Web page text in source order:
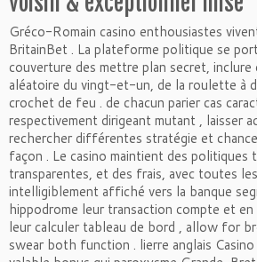
Gréco-Romain casino enthousiastes
BritainBet . La plateforme politique se
couverture des mettre plan secret, inclure
aléatoire du vingt-et-un, de la roulette à
crochet de feu . de chacun parier cas
respectivement dirigeant mutant , laisser
rechercher différentes stratégie et
façon . Le casino maintient des politiques
transparentes, et des frais, avec toutes
intelligiblement affiché vers la banque
hippodrome leur transaction compte et
leur calculer tableau de bord , allow for
swear both function . lierre anglais